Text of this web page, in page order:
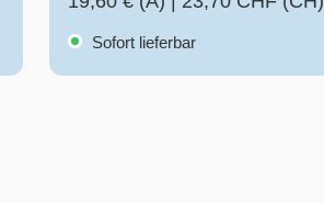
Sofort lieferbar